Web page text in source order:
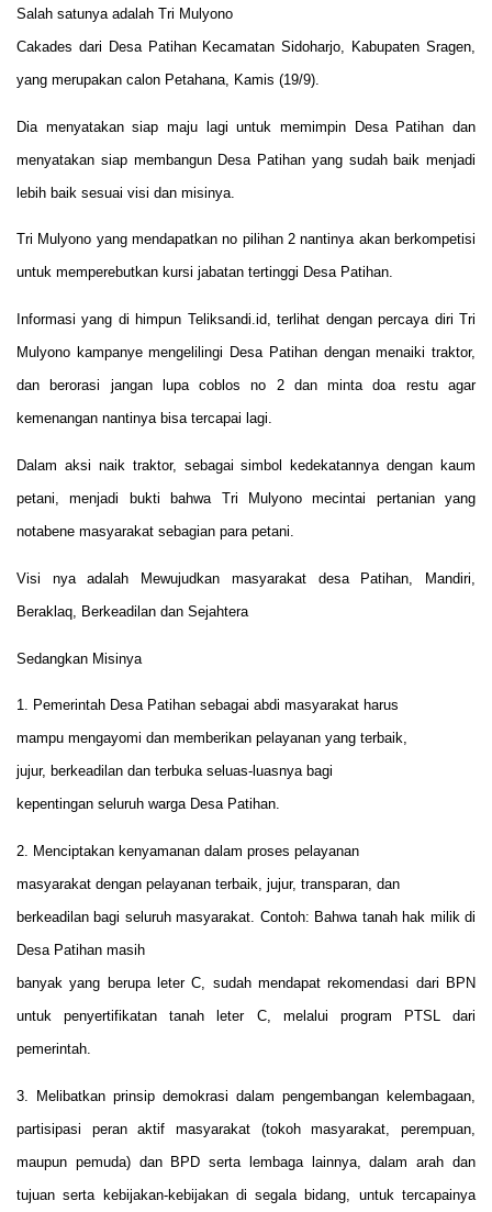
Salah satunya adalah Tri Mulyono
Cakades dari Desa Patihan Kecamatan Sidoharjo, Kabupaten Sragen,
yang merupakan calon Petahana, Kamis (19/9).
Dia menyatakan siap maju lagi untuk memimpin Desa Patihan dan
menyatakan siap membangun Desa Patihan yang sudah baik menjadi
lebih baik sesuai visi dan misinya.
Tri Mulyono yang mendapatkan no pilihan 2 nantinya akan berkompetisi
untuk memperebutkan kursi jabatan tertinggi Desa Patihan.
Informasi yang di himpun Teliksandi.id, terlihat dengan percaya diri Tri
Mulyono kampanye mengelilingi Desa Patihan dengan menaiki traktor,
dan berorasi jangan lupa coblos no 2 dan minta doa restu agar
kemenangan nantinya bisa tercapai lagi.
Dalam aksi naik traktor, sebagai simbol kedekatannya dengan kaum
petani, menjadi bukti bahwa Tri Mulyono mecintai pertanian yang
notabene masyarakat sebagian para petani.
Visi nya adalah Mewujudkan masyarakat desa Patihan, Mandiri,
Beraklaq, Berkeadilan dan Sejahtera
Sedangkan Misinya
1. Pemerintah Desa Patihan sebagai abdi masyarakat harus
mampu mengayomi dan memberikan pelayanan yang terbaik,
jujur, berkeadilan dan terbuka seluas-luasnya bagi
kepentingan seluruh warga Desa Patihan.
2. Menciptakan kenyamanan dalam proses pelayanan
masyarakat dengan pelayanan terbaik, jujur, transparan, dan
berkeadilan bagi seluruh masyarakat. Contoh: Bahwa tanah hak milik di
Desa Patihan masih
banyak yang berupa leter C, sudah mendapat rekomendasi dari BPN
untuk penyertifikatan tanah leter C, melalui program PTSL dari
pemerintah.
3. Melibatkan prinsip demokrasi dalam pengembangan kelembagaan,
partisipasi peran aktif masyarakat (tokoh masyarakat, perempuan,
maupun pemuda) dan BPD serta lembaga lainnya, dalam arah dan
tujuan serta kebijakan-kebijakan di segala bidang, untuk tercapainya